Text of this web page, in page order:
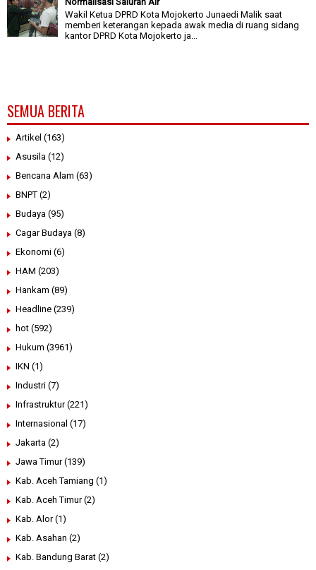
Wakil Ketua DPRD Kota Mojokerto Junaedi Malik saat
memberi keterangan kepada awak media di ruang sidang
kantor DPRD Kota Mojokerto ja...
SEMUA BERITA
Artikel (163)
Asusila (12)
Bencana Alam (63)
BNPT (2)
Budaya (95)
Cagar Budaya (8)
Ekonomi (6)
HAM (203)
Hankam (89)
Headline (239)
hot (592)
Hukum (3961)
IKN (1)
Industri (7)
Infrastruktur (221)
Internasional (17)
Jakarta (2)
Jawa Timur (139)
Kab. Aceh Tamiang (1)
Kab. Aceh Timur (2)
Kab. Alor (1)
Kab. Asahan (2)
Kab. Bandung Barat (2)